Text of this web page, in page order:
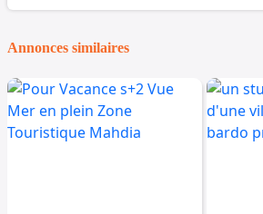
Annonces similaires